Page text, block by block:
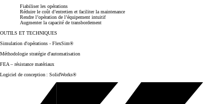
Fiabiliser les opérations
Réduire le coût d’entretien et faciliter la maintenance
Rendre l’opération de l’équipement intuitif
Augmenter la capacité de transbordement
OUTILS ET TECHNIQUES
Simulation d'opérations - FlexSim®
Méthodologie stratégie d'automatisation
FEA – résistance matériaux
Logiciel de conception : SolidWorks®